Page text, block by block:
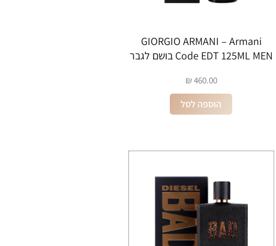
GIORGIO ARMANI – Armani
Code EDT 125ML MEN בושם לגבר
460.00
₪
הוספה לסל